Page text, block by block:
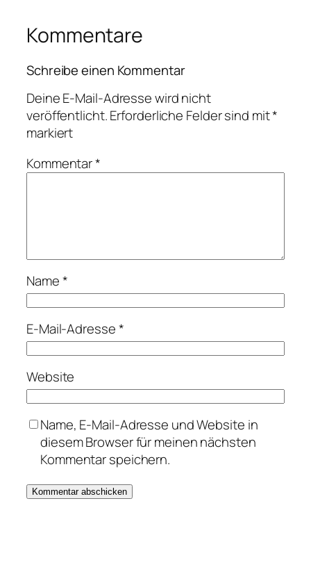
Kommentare
Schreibe einen Kommentar
Deine E-Mail-Adresse wird nicht
veröffentlicht.Erforderliche Felder sind mit*
markiert
Kommentar*
Name*
E-Mail-Adresse*
Website
Name, E-Mail-Adresse und Website in
diesem Browser für meinen nächsten
Kommentar speichern.